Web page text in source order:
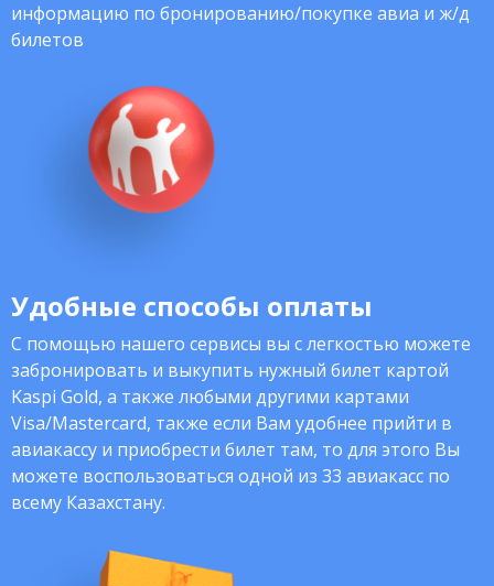
информацию по бронированию/покупке авиа и ж/д
билетов
Удобные способы оплаты
С помощью нашего сервисы вы с легкостью можете
забронировать и выкупить нужный билет картой
Kaspi Gold, а также любыми другими картами
Visa/Mastercard, также если Вам удобнее прийти в
авиакассу и приобрести билет там, то для этого Вы
можете воспользоваться одной из 33 авиакасс по
всему Казахстану.